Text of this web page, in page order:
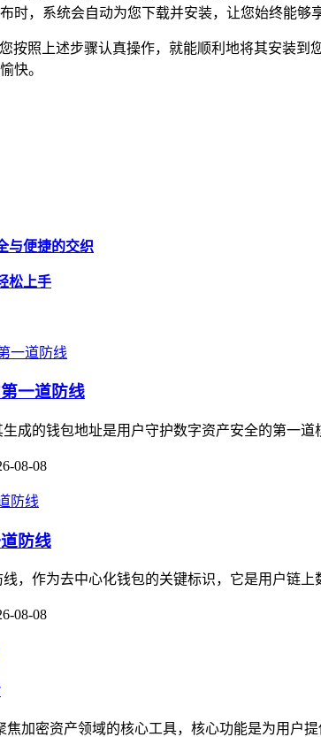
时，系统会自动为您下载并安装，让您始终能够
按照上述步骤认真操作，就能顺利地将其安装
快。
与便捷的交织
松上手
一道防线
成的钱包地址是用户守护数字资产安全的第一
08-08
防线
，作为去中心化钱包的关键标识，它是用户链
08-08
加密资产领域的核心工具，核心功能是为用户